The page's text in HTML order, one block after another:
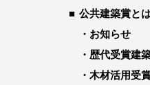
公共建築賞と
お知らせ
歴代受賞建
木材活用受